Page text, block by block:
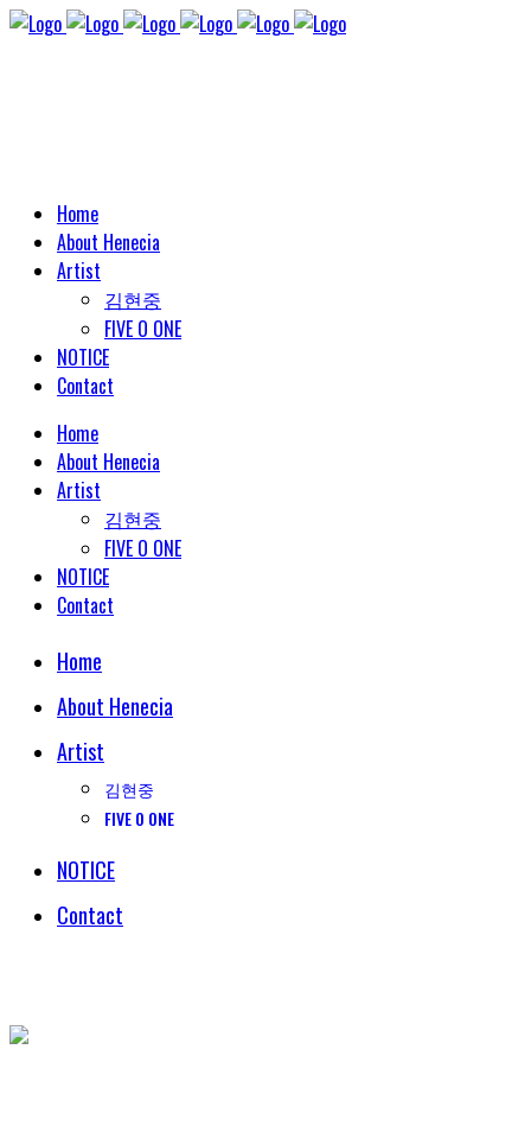
Home
About Henecia
Artist
김현중
FIVE O ONE
NOTICE
Contact
Home
About Henecia
Artist
김현중
FIVE O ONE
NOTICE
Contact
Home
About Henecia
Artist
김현중
FIVE O ONE
NOTICE
Contact